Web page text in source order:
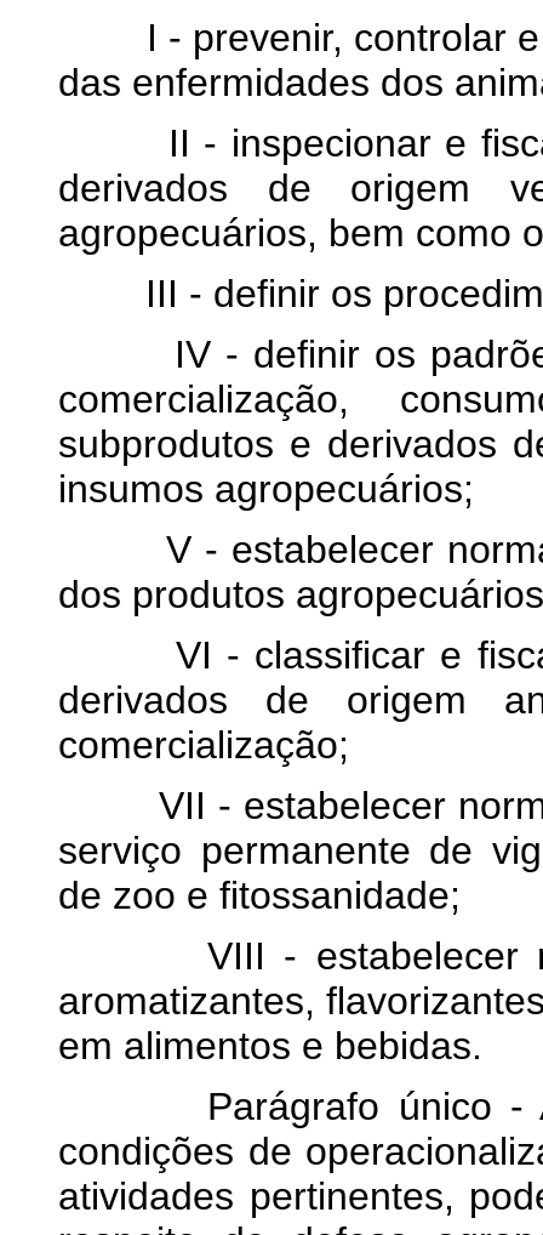
I - prevenir, controlar e
das enfermidades dos
II - inspecionar e
derivados de origem
agropecuários, bem como
III - definir os
IV - definir os padrões
comercialização,
subprodutos e derivados
insumos agropecuários;
V - estabelecer
dos produtos
VI - classificar e
derivados de origem
comercialização;
VII - estabelecer
serviço permanente de
de zoo e fitossanidade;
VIII - estabelecer
aromatizantes,
em alimentos e bebidas.
Parágrafo único - As
condições de
atividades pertinentes,